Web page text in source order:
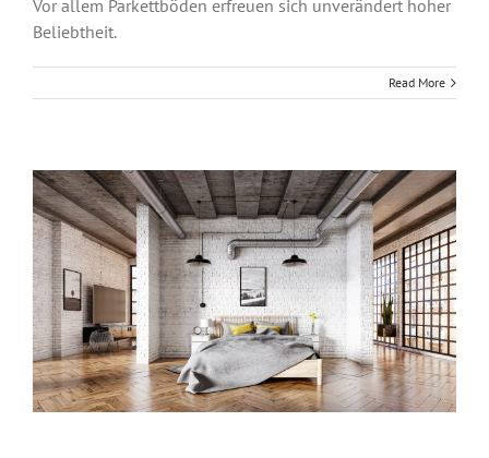
Vor allem Parkettböden erfreuen sich unverändert hoher
Beliebtheit.
Read More